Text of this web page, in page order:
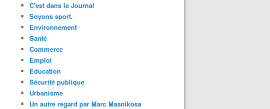
C'est dans le Journal
Soyons sport.
Environnement
Santé
Commerce
Emploi
Education
Sécurité publique
Urbanisme
Un autre regard par Marc Masnikosa